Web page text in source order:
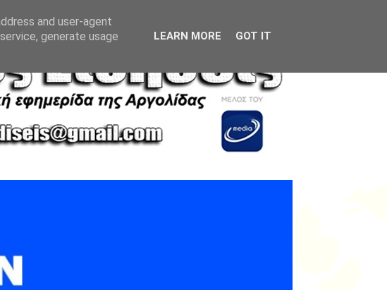
and user-agent
generate usage
LEARN MORE GOT IT